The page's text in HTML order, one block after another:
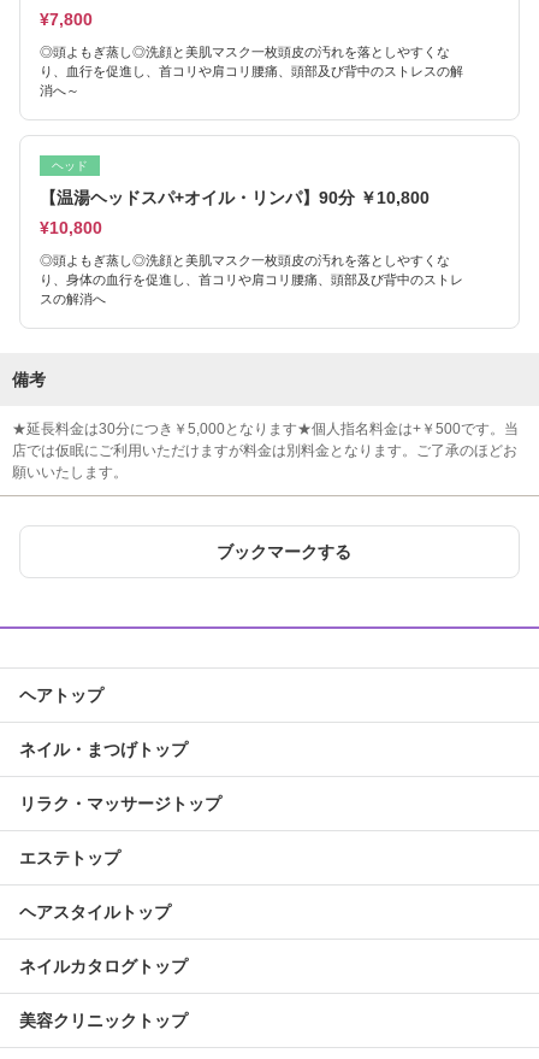
¥7,800
◎頭よもぎ蒸し◎洗顔と美肌マスク一枚頭皮の汚れを落としやすくな
り、血行を促進し、首コリや肩コリ腰痛、頭部及び背中のストレスの解
消へ～
ヘッド
【温湯ヘッドスパ+オイル・リンパ】90分 ￥10,800
¥10,800
◎頭よもぎ蒸し◎洗顔と美肌マスク一枚頭皮の汚れを落としやすくな
り、身体の血行を促進し、首コリや肩コリ腰痛、頭部及び背中のストレ
スの解消へ
備考
★延長料金は30分につき￥5,000となります★個人指名料金は+￥500です。当
店では仮眠にご利用いただけますが料金は別料金となります。ご了承のほどお
願いいたします。
ブックマークする
ヘアトップ
ネイル・まつげトップ
リラク・マッサージトップ
エステトップ
ヘアスタイルトップ
ネイルカタログトップ
美容クリニックトップ